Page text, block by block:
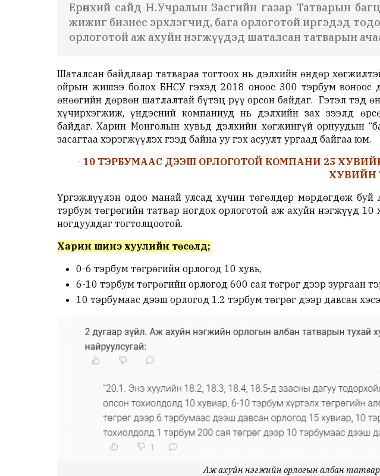
Ерөнхий сайд Н.Учралын Засгийн газар Татварын багц
жижиг бизнес эрхлэгчид, бага орлоготой иргэдэд
орлоготой аж ахуйн нэгжүүдэд шаталсан татварын
Шаталсан байдлаар татвараа тогтоох нь дэлхийн өндөр
ойрын жишээ болох БНСУ гэхэд 2018 оноос 300 тэрбум воноос
өнөөгийн дөрвөн шатлалтай бүтэц рүү орсон байдаг. Гэтэл тэд
хүчирхэгжиж, үндэсний компаниуд нь дэлхийн зах зээлд
байдаг. Харин Монголын хувьд дэлхийн хөгжингүй орнуудын
засагтаа хэрэгжүүлэх гээд байна уу гэх асуулт ургаад байгаа юм.
- 10 ТЭРБУМААС ДЭЭШ ОРЛОГОТОЙ КОМПАНИ 25
ХУВИЙН
Үргэжлүүлэн одоо манай улсад хүчин төгөлдөр мөрдөгдөж
тэрбум төгрөгийн татвар ногдох орлоготой аж ахуйн нэгжүүд
ногдуулдаг тогтолцоотой.
Харин шинэ хуулийн төсөлд;
0-6 тэрбум төгрөгийн орлогод 10 хувь,
6-10 тэрбум төгрөгийн орлогод 600 сая төгрөг дээр зургаан
10 тэрбумаас дээш орлогод 1.2 тэрбум төгрөг дээр давсан
Аж ахуйн нэгжийн орлогын албан